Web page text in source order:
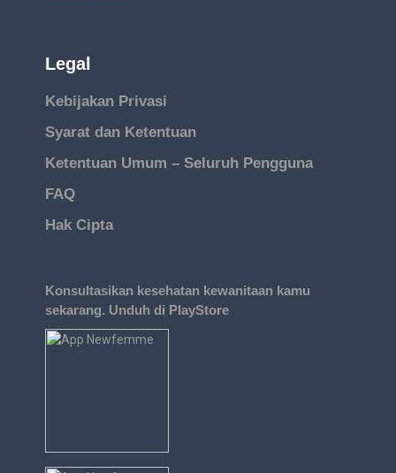
Legal
Kebijakan Privasi
Syarat dan Ketentuan
Ketentuan Umum – Seluruh Pengguna
FAQ
Hak Cipta
Konsultasikan kesehatan kewanitaan kamu
sekarang. Unduh di PlayStore